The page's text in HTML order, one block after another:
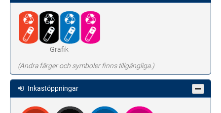
Grafik
(Andra färger och symboler finns tillgängliga.)
Inkastöppningar